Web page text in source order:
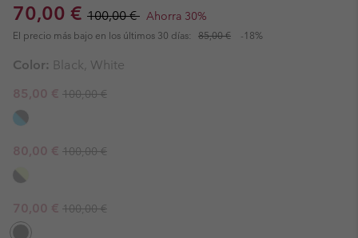
Sale price:
70,00 € Regular price:
100,00 € Ahorra 30%
El precio más bajo en los últimos 30 días: 85,00 € -18%
Color: Black, White
Sale price:
85,00 € Regular price:
100,00 €
Sale price:
80,00 € Regular price:
100,00 €
Sale price:
70,00 € Regular price:
100,00 €